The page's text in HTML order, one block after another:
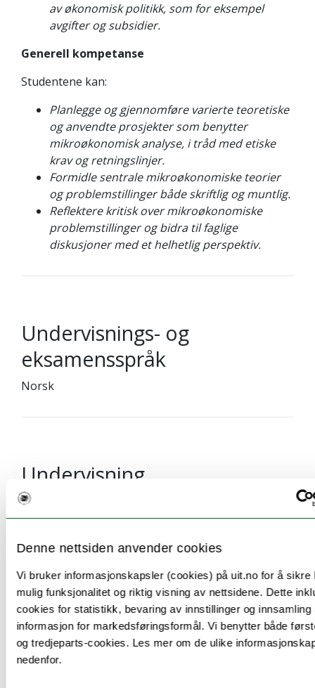
Denne nettsiden anvender cookies
Vi bruker informasjonskapsler (cookies) på uit.no for å sikre
mulig funksjonalitet og riktig visning av nettsidene. Dette
cookies for statistikk, bevaring av innstillinger og innsamling
informasjon for markedsføringsformål. Vi benytter både
og tredjeparts-cookies. Les mer om de ulike
nedenfor.
av økonomisk politikk, som for eksempel
avgifter og subsidier.
Generell kompetanse
Studentene kan:
Planlegge og gjennomføre varierte teoretiske
og anvendte prosjekter som benytter
mikroøkonomisk analyse, i tråd med etiske
krav og retningslinjer.
Formidle sentrale mikroøkonomiske teorier
og problemstillinger både skriftlig og muntlig.
Reflektere kritisk over mikroøkonomiske
problemstillinger og bidra til faglige
diskusjoner med et helhetlig perspektiv.
Undervisnings- og
eksamensspråk
Norsk
Undervisning
Undervisningen består av forelesninger,
videoforelesninger og seminarer. Seminarene
verktøy for å løse oppgaver.
Timeplan